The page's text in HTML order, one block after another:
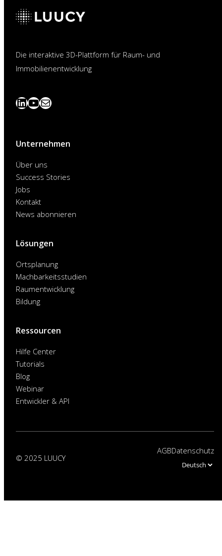
Die interaktive 3D-Plattform für Raum- und
Immobilienentwicklung
LinkedIn
YouTube
News
Unternehmen
Über uns
Success Stories
Jobs
Kontakt
News abonnieren
Lösungen
Ortsplanung
Machbarkeitsstudien
Raumentwicklung
Bildung
Ressourcen
Hilfe Center
Tutorials
Blog
Webinar
Entwickler & API
© 2025 LUUCY
AGBDatenschutz
Choose